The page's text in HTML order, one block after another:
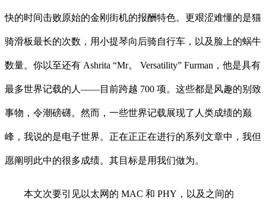
快的时间击败原始的金刚街机的报酬特色。更艰涩难懂的是猫
骑滑板最长的次数，用小提琴向后骑自行车，以及脸上的蜗牛
数量。你以至还有 Ashrita “Mr。 Versatility” Furman，他是具有
最多世界记载的人——目前跨越 700 项。这些都是风趣的别致
事物，令潮磅礴。然而，一些世界记载展现了人类成绩的巅
峰，我说的是电子世界。正在正正在进行的系列文章中，我但
愿阐明此中的很多成绩。其目标是用我们做为。
本文次要引见以太网的 MAC 和 PHY，以及之间的